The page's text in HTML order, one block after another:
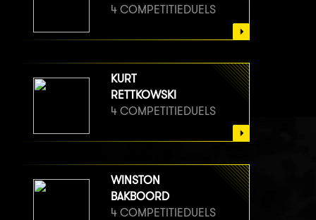
4 COMPETITIEDUELS
KURT
RETTKOWSKI
4 COMPETITIEDUELS
WINSTON
BAKBOORD
4 COMPETITIEDUELS